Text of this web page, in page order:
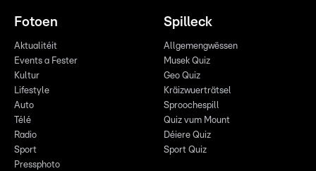
Fotoen
Aktualitéit
Events a Fester
Kultur
Lifestyle
Auto
Télé
Radio
Sport
Pressphoto
Spilleck
Allgemengwëssen
Musek Quiz
Geo Quiz
Kräizwuerträtsel
Sproochespill
Quiz vum Mount
Déiere Quiz
Sport Quiz